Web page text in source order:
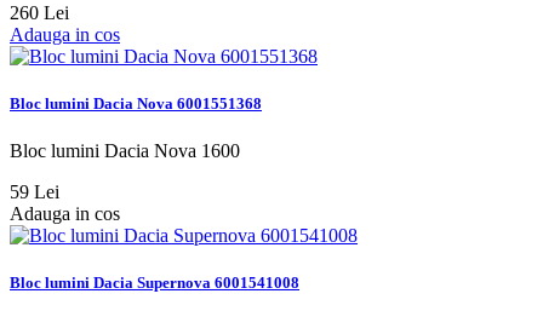
260 Lei
Adauga in cos
Bloc lumini Dacia Nova 6001551368
Bloc lumini Dacia Nova 1600
59 Lei
Adauga in cos
Bloc lumini Dacia Supernova 6001541008